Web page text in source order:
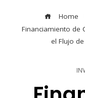
Home
Financiamiento de
el Flujo